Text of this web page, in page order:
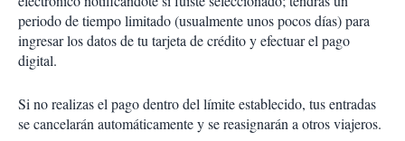
periodo de tiempo limitado (usualmente unos pocos días) para
ingresar los datos de tu tarjeta de crédito y efectuar el pago
digital.
Si no realizas el pago dentro del límite establecido, tus entradas
se cancelarán automáticamente y se reasignarán a otros viajeros.